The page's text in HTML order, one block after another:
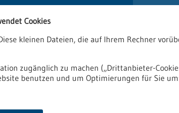
Cookies
kleinen Dateien, die auf Ihrem Rechner
zugänglich zu machen („Drittanbieter-
benutzen und um Optimierungen für Sie